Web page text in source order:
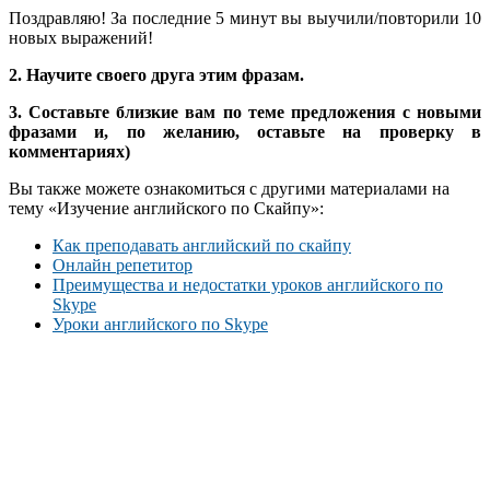
Поздравляю! За последние 5 минут вы выучили/повторили 10
новых выражений!
2. Научите своего друга этим фразам.
3. Составьте близкие вам по теме предложения с новыми
фразами и, по желанию, оставьте на проверку в
комментариях)
Вы также можете ознакомиться с другими материалами на
тему «Изучение английского по Скайпу»:
Как преподавать английский по скайпу
Онлайн репетитор
Преимущества и недостатки уроков английского по
Skype
Уроки английского по Skype